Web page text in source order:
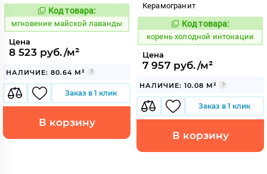
943916
Код товара:
мгновение майской лаванды
Цена
8 523 руб./м²
НАЛИЧИЕ: 80.64 М²
Заказ в 1 клик
В корзину
Керамогранит
795408
Код товара:
корень холодной интонации
Цена
7 957 руб./м²
НАЛИЧИЕ: 10.08 М²
Заказ в 1 клик
В корзину